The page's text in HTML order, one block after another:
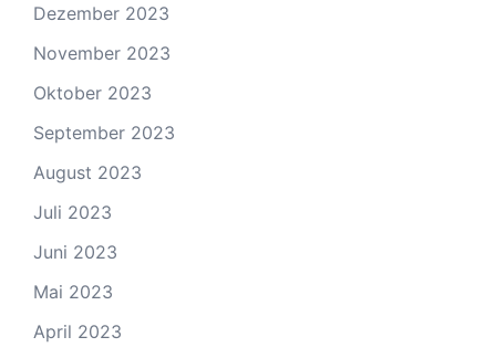
Dezember 2023
November 2023
Oktober 2023
September 2023
August 2023
Juli 2023
Juni 2023
Mai 2023
April 2023